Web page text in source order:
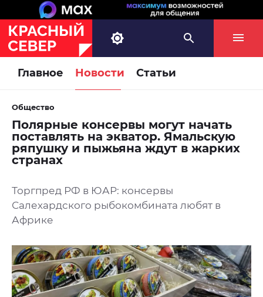
Главное Новости Статьи
Общество
Полярные консервы могут начать
поставлять на экватор. Ямальскую
ряпушку и пыжьяна ждут в жарких
странах
Торгпред РФ в ЮАР: консервы
Салехардского рыбокомбината любят в
Африке